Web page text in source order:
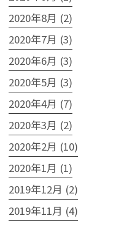
2020年8月 (2)
2020年7月 (3)
2020年6月 (3)
2020年5月 (3)
2020年4月 (7)
2020年3月 (2)
2020年2月 (10)
2020年1月 (1)
2019年12月 (2)
2019年11月 (4)